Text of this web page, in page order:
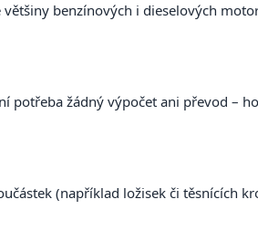
benzínových i dieselových
žádný výpočet ani převod –
(například ložisek či těsnících